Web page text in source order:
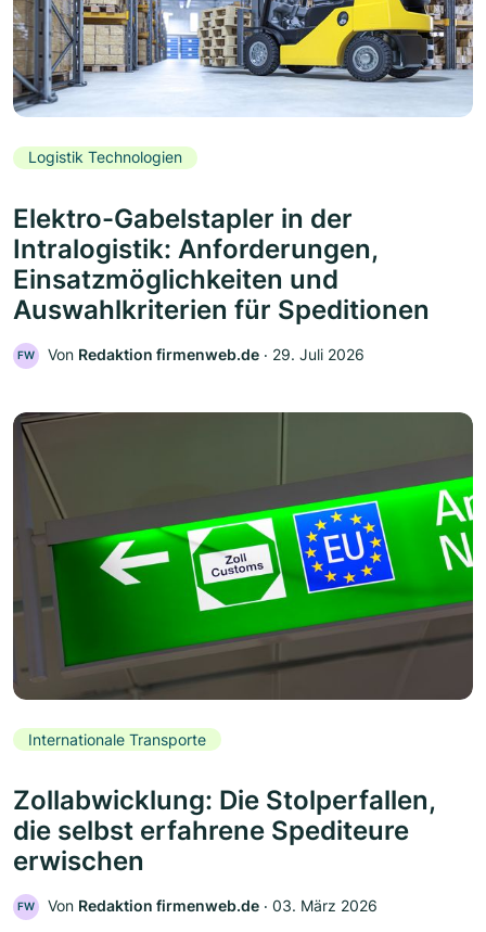
Logistik Technologien
Elektro-Gabelstapler in der
Intralogistik: Anforderungen,
Einsatzmöglichkeiten und
Auswahlkriterien für Speditionen
FW Von Redaktion firmenweb.de ‧ 29. Juli 2026
Internationale Transporte
Zollabwicklung: Die Stolperfallen,
die selbst erfahrene Spediteure
erwischen
FW Von Redaktion firmenweb.de ‧ 03. März 2026